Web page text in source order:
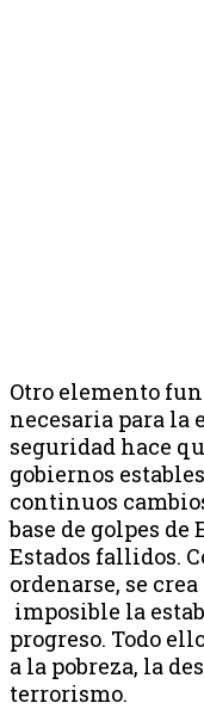
Otro elemento
necesaria para la
seguridad hace
gobiernos
continuos
base de golpes
Estados fallidos.
ordenarse, se
imposible la
progreso. Todo
a la pobreza, la
terrorismo.